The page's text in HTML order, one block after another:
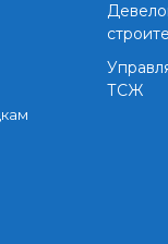
ТСЖ